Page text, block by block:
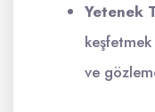
Yetenek
ve